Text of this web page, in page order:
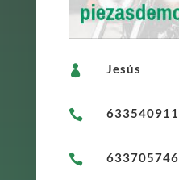
 Jesús
 633540911
 633705746